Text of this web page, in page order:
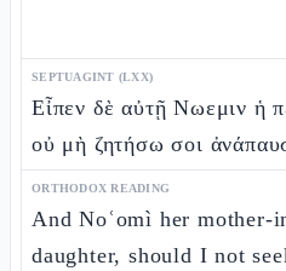
SEPTUAGINT (LXX)
Εἶπεν δὲ αὐτῇ Νωεμιν ἡ
οὐ μὴ ζητήσω σοι
ORTHODOX READING
And Noʿomì her
daughter, should I not